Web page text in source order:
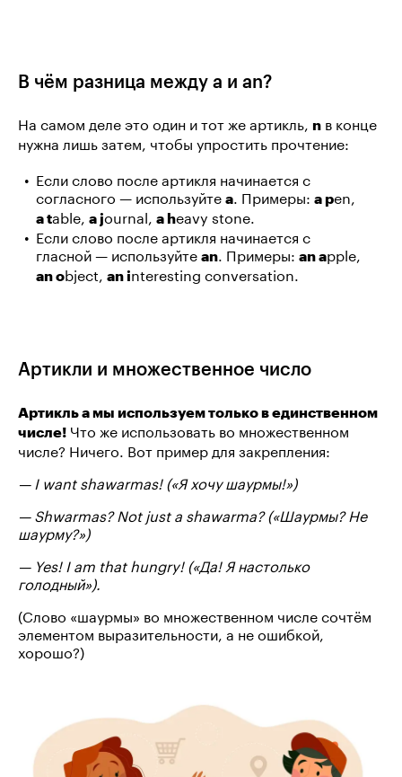
В чём разница между a и an?
На самом деле это один и тот же артикль, n в конце
нужна лишь затем, чтобы упростить прочтение:
Если слово после артикля начинается с
согласного — используйте a. Примеры: a pen,
a table, a journal, a heavy stone.
Если слово после артикля начинается с
гласной — используйте an. Примеры: an apple,
an object, an interesting conversation.
Артикли и множественное число
Артикль a мы используем только в единственном
числе! Что же использовать во множественном
числе? Ничего. Вот пример для закрепления:
— I want shawarmas! («Я хочу шаурмы!»)
— Shwarmas? Not just a shawarma? («Шаурмы? Не
шаурму?»)
— Yes! I am that hungry! («Да! Я настолько
голодный»).
(Слово «шаурмы» во множественном числе сочтём
элементом выразительности, а не ошибкой,
хорошо?)